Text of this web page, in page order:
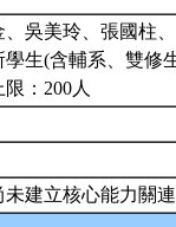
、吳美玲、張國柱
學生(含輔系、雙修
：200人
未建立核心能力關連